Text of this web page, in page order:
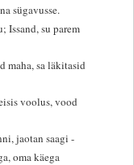
sügavusse.
Issand, su parem
maha, sa läkitasid
voolus, vood
jaotan saagi -
oma käega